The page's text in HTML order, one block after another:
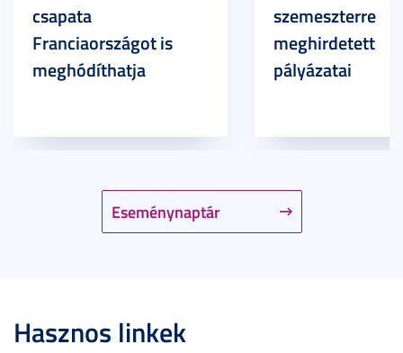
Eseménynaptár
csapata
Franciaországot is
meghódíthatja
szemeszterre
meghirdetett
pályázatai
Hasznos linkek